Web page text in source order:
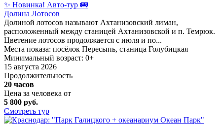
✨ Новинка! Авто-тур 🚌
Долина Лотосов
Долиной лотосов называют Ахтанизовский лиман,
расположенный между станицей Ахтанизовской и п. Темрюк.
Цветение лотосов продолжается с июля и по...
Места показа: посёлок Пересыпь, станица Голубицкая
Минимальный возраст: 0+
15 августа 2026
Продолжительность
20 часов
Цена за человека от
5 800 руб.
Смотреть тур